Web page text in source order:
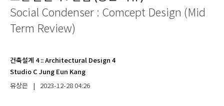
Social Condenser : Comcept Design (Mid
Term Review)
건축설계 4::Architectural Design 4
Studio C Jung Eun Kang
유상은
| 2023-12-2804:26